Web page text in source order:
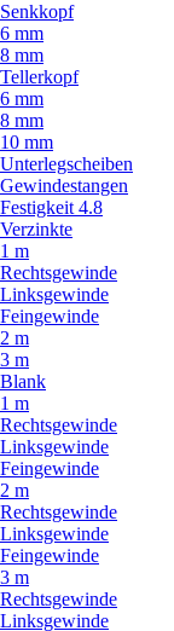
Senkkopf
6 mm
8 mm
Tellerkopf
6 mm
8 mm
10 mm
Unterlegscheiben
Gewindestangen
Festigkeit 4.8
Verzinkte
1 m
Rechtsgewinde
Linksgewinde
Feingewinde
2 m
3 m
Blank
1 m
Rechtsgewinde
Linksgewinde
Feingewinde
2 m
Rechtsgewinde
Linksgewinde
Feingewinde
3 m
Rechtsgewinde
Linksgewinde